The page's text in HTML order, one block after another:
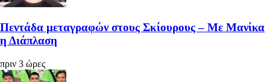
Πεντάδα μεταγραφών στους Σκίουρους – Με Μανίκα
η Διάπλαση
πριν 3 ώρες